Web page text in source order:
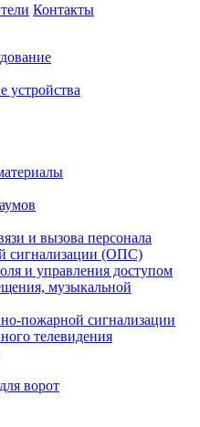
Контакты
устройства
и вызова персонала
сигнализации (ОПС)
и управления доступом
музыкальной
пожарной сигнализации
телевидения
ворот